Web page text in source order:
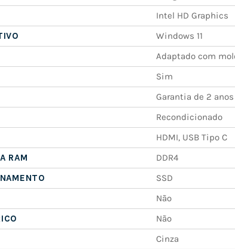
Intel HD Graphics
Windows 11
Adaptado com
Sim
Garantia de 2 anos
Recondicionado
HDMI, USB Tipo C
RAM
DDR4
SSD
Não
Não
Cinza